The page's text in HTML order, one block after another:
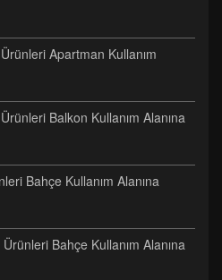
Apartman Kullanım
Balkon Kullanım Alanına
Bahçe Kullanım Alanına
Bahçe Kullanım Alanına